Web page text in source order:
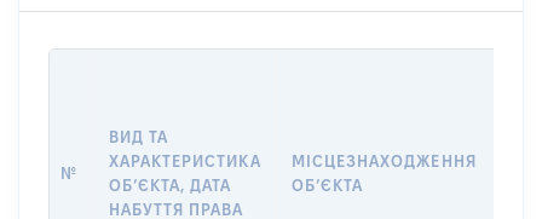
№
ВИД ТА
ХАРАКТЕРИСТИКА
ОБʼЄКТА, ДАТА
НАБУТТЯ ПРАВА
МІСЦЕЗНАХОДЖЕННЯ
ОБʼЄКТА